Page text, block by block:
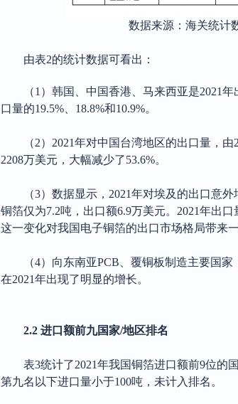
数据来源：海关统计
由表2的统计数据可看出：
（1）韩国、中国香港、马来西亚是2021
口量的19.5%、18.8%和10.9%。
（2）2021年对中国台湾地区的出口量，
2208万美元，大幅减少了53.6%。
（3）数据显示，2021年对埃及的出口意
铜箔仅为7.2吨，出口额6.9万美元。2021年出口
这一变化对我国电子铜箔的出口市场格局带来一
（4）向东南亚PCB、覆铜板制造主要国
在2021年出现了明显的增长。
2.2 进口额前九国家/地区排名
表3统计了2021年我国铜箔进口额前9位的
第九名以下进口量小于100吨，未计入排名。